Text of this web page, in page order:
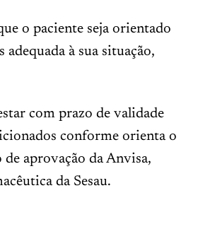
o paciente seja orientado
à sua situação,
com prazo de validade
conforme orienta o
de aprovação da Anvisa,
da Sesau.